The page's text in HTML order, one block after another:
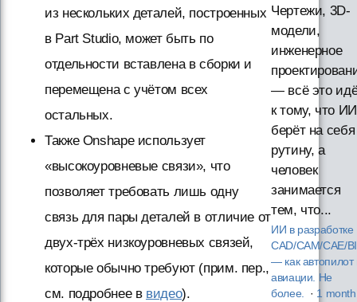
из нескольких деталей, построенных
в Part Studio, может быть по
отдельности вставлена в сборки и
перемещена с учётом всех
остальных.
Также Onshape использует
«высокоуровневые связи», что
позволяет требовать лишь одну
связь для пары деталей в отличие от
двух-трёх низкоуровневых связей,
которые обычно требуют (прим. пер.,
см. подробнее в видео).
Чертежи, 3D-
модели,
инженерное
— всё это
к тому, что ИИ
берёт на себя
рутину, а
человек
занимается
тем, что...
ИИ в разработке
CAD/CAM/CAE/
— как автопилот
авиации. Не
более. · 1 month